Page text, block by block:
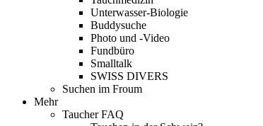
Unterwasser-Biologie
Buddysuche
Photo und -Video
Fundbüro
Smalltalk
SWISS DIVERS
Suchen im Froum
Mehr
Taucher FAQ